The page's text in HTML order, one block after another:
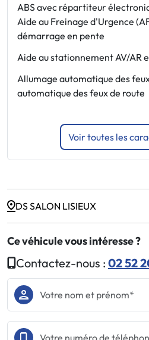
ABS avec répartiteur
Aide au Freinage d'Urgence
démarrage en pente
Aide au stationnement AV/AR
Allumage automatique des
automatique des feux de route
Voir toutes les
DS SALON LISIEUX
Ce véhicule vous intéresse ?
Contactez-nous : 02 52